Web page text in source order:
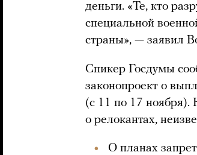
деньги. «Те, кто
специальной
страны», — заявил
Спикер Госдумы
законопроект о
(с 11 по 17 ноября).
о релокантах,
О планах